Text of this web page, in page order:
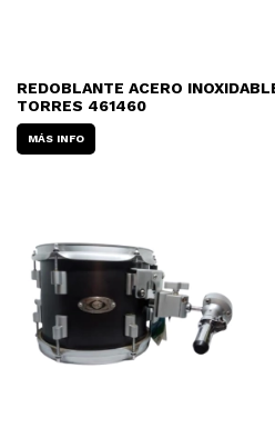
REDOBLANTE ACERO
TORRES 461460
MÁS INFO